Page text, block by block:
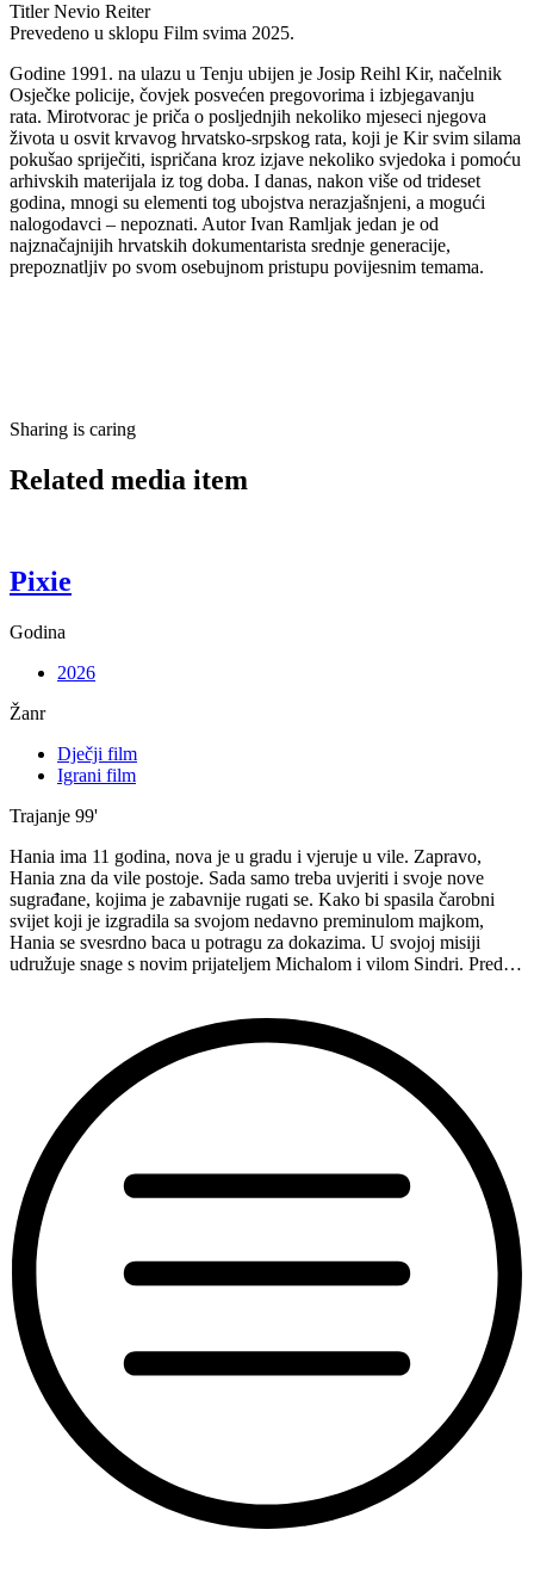
TitlerNevio Reiter
Prevedeno u sklopu Film svima 2025.
Godine 1991. na ulazu u Tenju ubijen je Josip Reihl Kir, načelnik
Osječke policije, čovjek posvećen pregovorima i izbjegavanju
rata. Mirotvorac je priča o posljednjih nekoliko mjeseci njegova
života u osvit krvavog hrvatsko-srpskog rata, koji je Kir svim silama
pokušao spriječiti, ispričana kroz izjave nekoliko svjedoka i pomoću
arhivskih materijala iz tog doba. I danas, nakon više od trideset
godina, mnogi su elementi tog ubojstva nerazjašnjeni, a mogući
nalogodavci – nepoznati. Autor Ivan Ramljak jedan je od
najznačajnijih hrvatskih dokumentarista srednje generacije,
prepoznatljiv po svom osebujnom pristupu povijesnim temama.
Sharing is caring
Related media item
Pixie
Godina
2026
Žanr
Dječji film
Igrani film
Trajanje 99'
Hania ima 11 godina, nova je u gradu i vjeruje u vile. Zapravo,
Hania zna da vile postoje. Sada samo treba uvjeriti i svoje nove
sugrađane, kojima je zabavnije rugati se. Kako bi spasila čarobni
svijet koji je izgradila sa svojom nedavno preminulom majkom,
Hania se svesrdno baca u potragu za dokazima. U svojoj misiji
udružuje snage s novim prijateljem Michalom i vilom Sindri. Pred…